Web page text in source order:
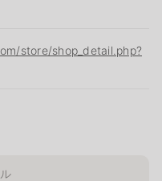
store/shop_detail.php?